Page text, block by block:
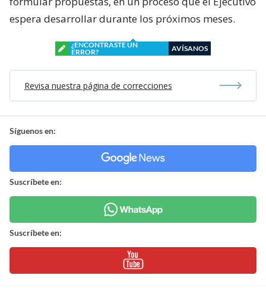
espera desarrollar durante los próximos meses.
¿ENCONTRASTE UN
ERROR?
AVÍSANOS
Revisa nuestra página de correcciones
Síguenos en:
Suscríbete en:
Suscríbete en: